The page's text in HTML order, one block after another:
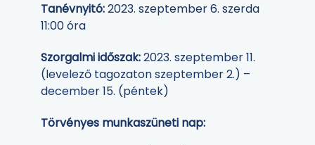
Tanévnyitó:2023. szeptember 6. szerda
11:00 óra
Szorgalmi időszak:2023. szeptember 11.
(levelező tagozaton szeptember 2.) –
december 15. (péntek)
Törvényes munkaszüneti nap: